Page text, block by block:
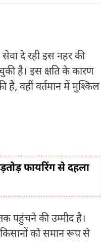
दे रही इस नहर की
है। इस क्षति के कारण
है, वहीं वर्तमान में मुश्किल
फायरिंग से दहला
पहुंचने की उम्मीद है।
को समान रूप से